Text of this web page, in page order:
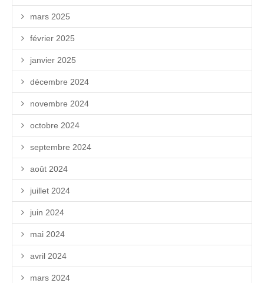
mars 2025
février 2025
janvier 2025
décembre 2024
novembre 2024
octobre 2024
septembre 2024
août 2024
juillet 2024
juin 2024
mai 2024
avril 2024
mars 2024